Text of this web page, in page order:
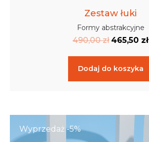
Zestaw łuki
Formy abstrakcyjne
490,00zł 465,50 zł
Dodaj do koszyka
Wyprzedaż -5%